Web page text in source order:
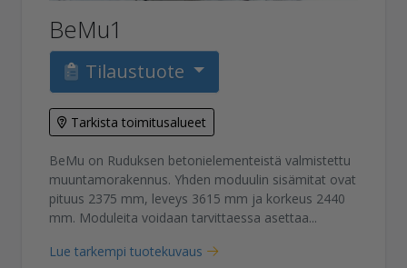
BeMu1
Tilaustuote
Tarkista toimitusalueet
BeMu on Ruduksen betonielementeistä valmistettu
muuntamorakennus. Yhden moduulin sisämitat ovat
pituus 2375 mm, leveys 3615 mm ja korkeus 2440
mm. Moduleita voidaan tarvittaessa asettaa...
Lue tarkempi tuotekuvaus